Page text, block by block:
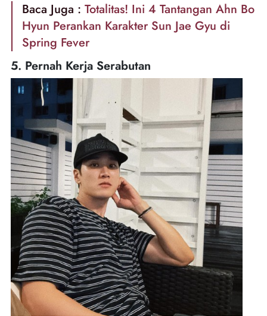
Baca Juga : Totalitas! Ini 4 Tantangan Ahn Bo
Hyun Perankan Karakter Sun Jae Gyu di
Spring Fever
5. Pernah Kerja Serabutan